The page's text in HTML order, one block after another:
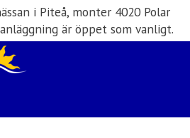
i Piteå, monter 4020 Polar
anläggning är öppet som vanligt.